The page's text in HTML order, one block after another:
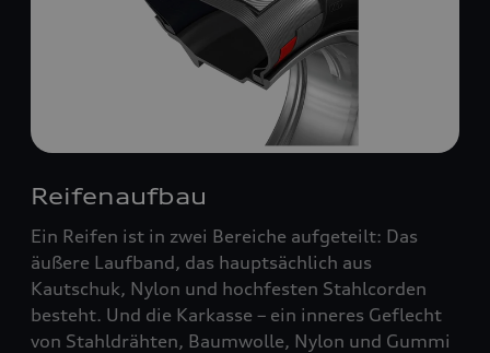
Reifenaufbau
Ein Reifen ist in zwei Bereiche aufgeteilt: Das
äußere Laufband, das hauptsächlich aus
Kautschuk, Nylon und hochfesten Stahlcorden
besteht. Und die Karkasse – ein inneres Geflecht
von Stahldrähten, Baumwolle, Nylon und Gummi